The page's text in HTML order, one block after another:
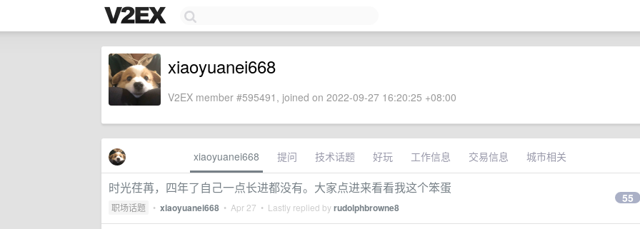
xiaoyuanei668
V2EX member #595491, joined on 2022-09-27 16:20:25 +08:00
xiaoyuanei668 提问 技术话题 好玩 工作信息 交易信息 城市相关
时光荏苒，四年了自己一点长进都没有。大家点进来看看我这个笨蛋
职场话题 • xiaoyuanei668 • Apr 27 • Lastly replied byrudolphbrowne8
55